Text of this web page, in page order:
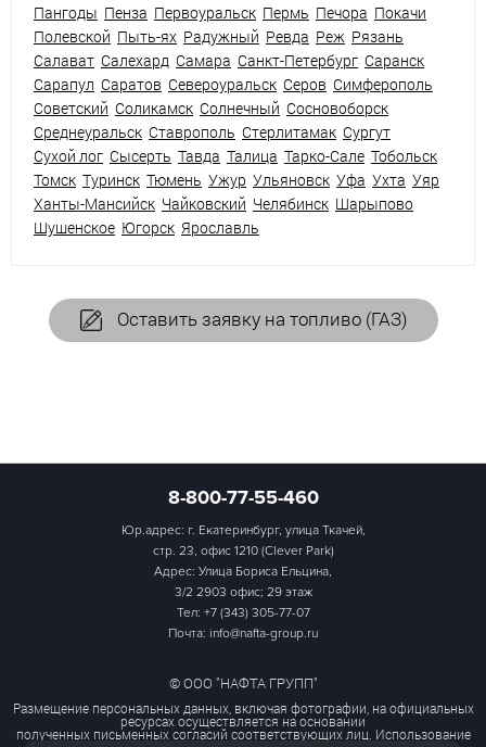
Пангоды Пенза Первоуральск Пермь Печора Покачи
Полевской Пыть-ях Радужный Ревда Реж Рязань
Салават Салехард Самара Санкт-Петербург Саранск
Сарапул Саратов Североуральск Серов Симферополь
Советский Соликамск Солнечный Сосновоборск
Среднеуральск Ставрополь Стерлитамак Сургут
Сухой лог Сысерть Тавда Талица Тарко-Сале Тобольск
Томск Туринск Тюмень Ужур Ульяновск Уфа Ухта Уяр
Ханты-Мансийск Чайковский Челябинск Шарыпово
Шушенское Югорск Ярославль
Оставить заявку на топливо (ГАЗ)
8-800-77-55-460
Юр.адрес: г. Екатеринбург, улица Ткачей,
стр. 23, офис 1210 (Clever Park)
Адрес: Улица Бориса Ельцина,
3/2 2903 офис; 29 этаж
Тел: +7 (343) 305-77-07
Почта: info@nafta-group.ru
© ООО "НАФТА ГРУПП"
Размещение персональных данных, включая фотографии, на официальных
ресурсах осуществляется на основании
полученных письменных согласий соответствующих лиц. Использование